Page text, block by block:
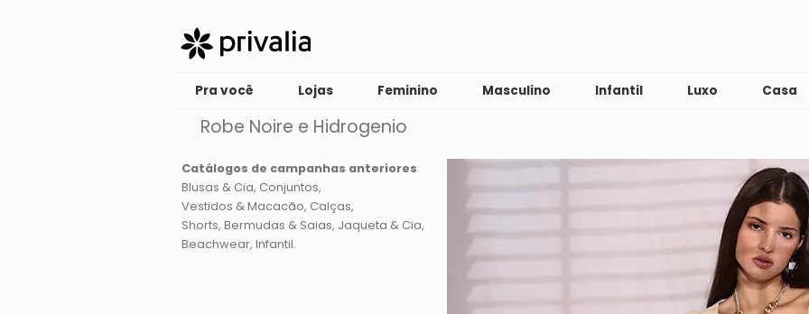
Pra você Lojas Feminino Masculino Infantil Luxo Casa
Robe Noire e Hidrogenio
Catálogos de campanhas anteriores
Blusas & Cia Conjuntos
Vestidos & Macacão Calças
Shorts, Bermudas & Saias Jaqueta & Cia
Beachwear Infantil